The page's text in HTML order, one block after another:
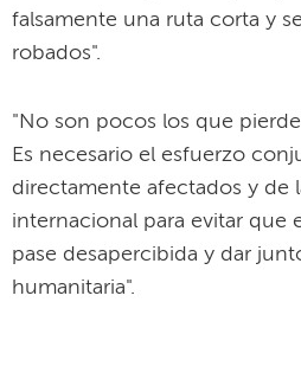
falsamente una ruta corta y
robados".
"No son pocos los que
Es necesario el esfuerzo
directamente afectados y de
internacional para evitar que
pase desapercibida y dar
humanitaria".